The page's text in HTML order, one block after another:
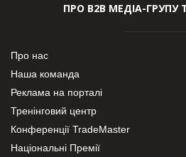
ПРО В2В МЕДІА-ГРУПУ
Про нас
Наша команда
Реклама на порталі
Тренінговий центр
Конференції TradeMaster
Національні Премії